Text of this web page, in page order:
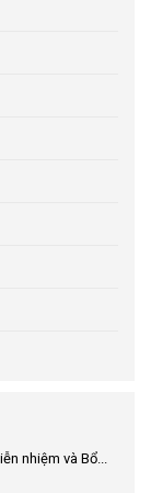
nhiệm và Bổ...